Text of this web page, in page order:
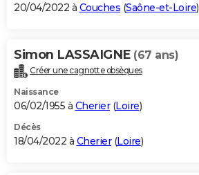
20/04/2022 à Couches (Saône-et-Loire)
Simon LASSAIGNE (67 ans)
Créer une cagnotte obsèques
Naissance
06/02/1955 à Cherier(Loire)
Décès
18/04/2022 à Cherier(Loire)